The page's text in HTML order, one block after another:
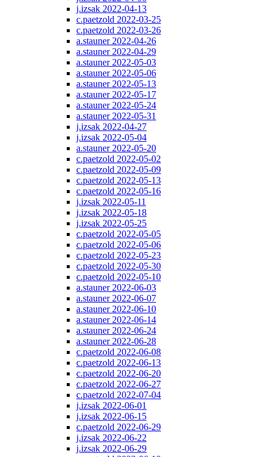
j.izsak 2022-04-13
c.paetzold 2022-03-25
c.paetzold 2022-03-26
a.stauner 2022-04-26
a.stauner 2022-04-29
a.stauner 2022-05-03
a.stauner 2022-05-06
a.stauner 2022-05-13
a.stauner 2022-05-17
a.stauner 2022-05-24
a.stauner 2022-05-31
j.izsak 2022-04-27
j.izsak 2022-05-04
a.stauner 2022-05-20
c.paetzold 2022-05-02
c.paetzold 2022-05-09
c.paetzold 2022-05-13
c.paetzold 2022-05-16
j.izsak 2022-05-11
j.izsak 2022-05-18
j.izsak 2022-05-25
c.paetzold 2022-05-05
c.paetzold 2022-05-06
c.paetzold 2022-05-23
c.paetzold 2022-05-30
c.paetzold 2022-05-10
a.stauner 2022-06-03
a.stauner 2022-06-07
a.stauner 2022-06-10
a.stauner 2022-06-14
a.stauner 2022-06-24
a.stauner 2022-06-28
c.paetzold 2022-06-08
c.paetzold 2022-06-13
c.paetzold 2022-06-20
c.paetzold 2022-06-27
c.paetzold 2022-07-04
j.izsak 2022-06-01
j.izsak 2022-06-15
c.paetzold 2022-06-29
j.izsak 2022-06-22
j.izsak 2022-06-29